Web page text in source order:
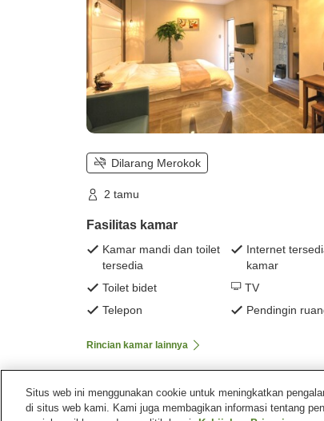
Dilarang Merokok
2 tamu
Fasilitas kamar
Kamar mandi dan toilet
tersedia
Internet
kamar
Toilet bidet
TV
Telepon
Pendingin
Rincian kamar lainnya
Beranda Jepang Aichi Kota Ichinomiya
Situs web ini menggunakan cookie untuk meningkatkan
di situs web kami. Kami juga membagikan informasi tentang